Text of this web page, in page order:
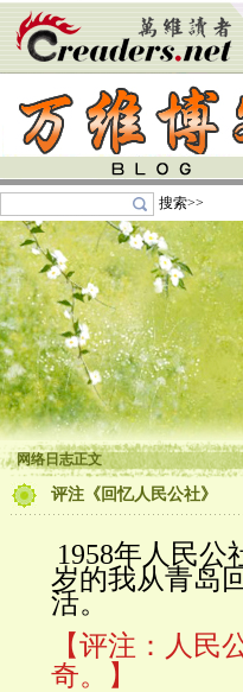
搜索>>
网络日志正文
评注《回忆人民公社》
1958年人民公
岁的我从青岛
活。
【评注：人民
奇。】